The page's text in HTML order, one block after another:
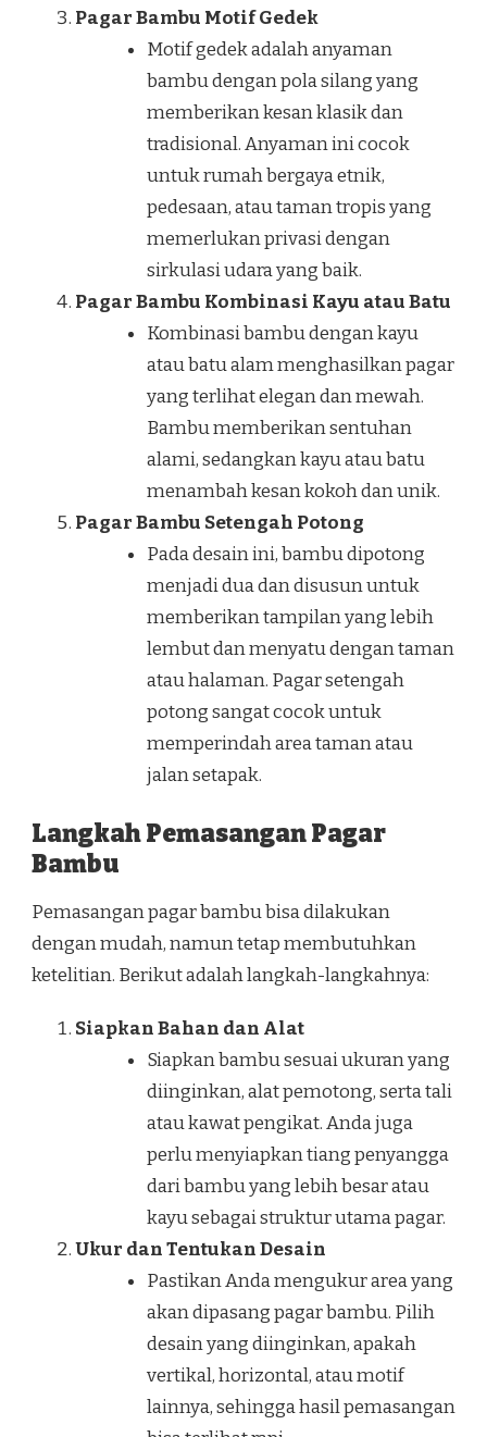
Pagar Bambu Motif Gedek
Motif gedek adalah anyaman
bambu dengan pola silang yang
memberikan kesan klasik dan
tradisional. Anyaman ini cocok
untuk rumah bergaya etnik,
pedesaan, atau taman tropis yang
memerlukan privasi dengan
sirkulasi udara yang baik.
Pagar Bambu Kombinasi Kayu atau Batu
Kombinasi bambu dengan kayu
atau batu alam menghasilkan pagar
yang terlihat elegan dan mewah.
Bambu memberikan sentuhan
alami, sedangkan kayu atau batu
menambah kesan kokoh dan unik.
Pagar Bambu Setengah Potong
Pada desain ini, bambu dipotong
menjadi dua dan disusun untuk
memberikan tampilan yang lebih
lembut dan menyatu dengan taman
atau halaman. Pagar setengah
potong sangat cocok untuk
memperindah area taman atau
jalan setapak.
Langkah Pemasangan Pagar
Bambu
Pemasangan pagar bambu bisa dilakukan
dengan mudah, namun tetap membutuhkan
ketelitian. Berikut adalah langkah-langkahnya:
Siapkan Bahan dan Alat
Siapkan bambu sesuai ukuran yang
diinginkan, alat pemotong, serta tali
atau kawat pengikat. Anda juga
perlu menyiapkan tiang penyangga
dari bambu yang lebih besar atau
kayu sebagai struktur utama pagar.
Ukur dan Tentukan Desain
Pastikan Anda mengukur area yang
akan dipasang pagar bambu. Pilih
desain yang diinginkan, apakah
vertikal, horizontal, atau motif
lainnya, sehingga hasil pemasangan